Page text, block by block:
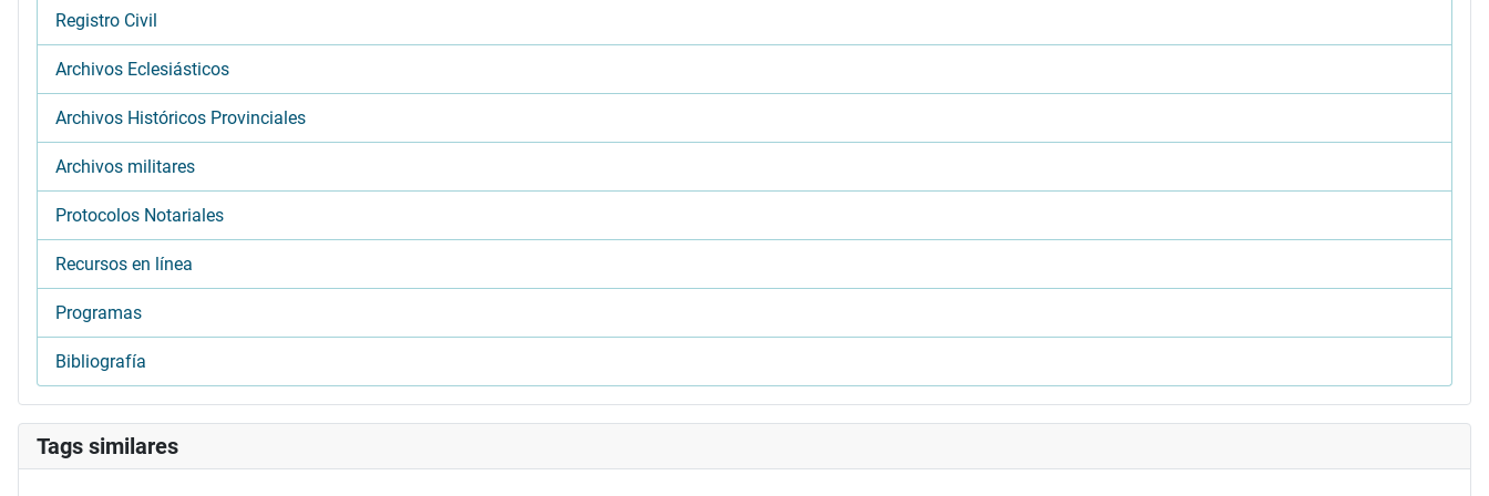
Registro Civil
Archivos Eclesiásticos
Archivos Históricos Provinciales
Archivos militares
Protocolos Notariales
Recursos en línea
Programas
Bibliografía
Tags similares